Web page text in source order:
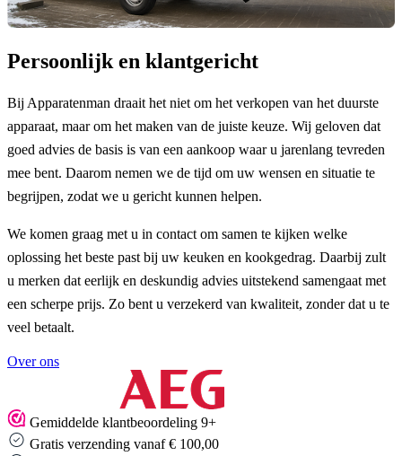
Persoonlijk en klantgericht
Bij Apparatenman draait het niet om het verkopen van het duurste
apparaat, maar om het maken van de juiste keuze. Wij geloven dat
goed advies de basis is van een aankoop waar u jarenlang tevreden
mee bent. Daarom nemen we de tijd om uw wensen en situatie te
begrijpen, zodat we u gericht kunnen helpen.
We komen graag met u in contact om samen te kijken welke
oplossing het beste past bij uw keuken en kookgedrag. Daarbij zult
u merken dat eerlijk en deskundig advies uitstekend samengaat met
een scherpe prijs. Zo bent u verzekerd van kwaliteit, zonder dat u te
veel betaalt.
Over ons
Gemiddelde klantbeoordeling 9+
Gratis verzending vanaf € 100,00